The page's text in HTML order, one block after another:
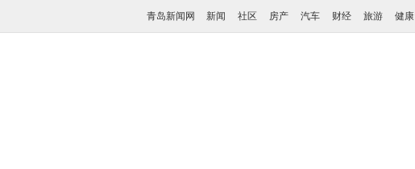
青岛新闻网 新闻 社区 房产 汽车 财经 旅游 健康